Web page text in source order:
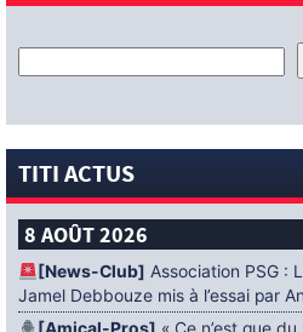
TITI ACTUS
8 AOÛT 2026
[News-Club] Association PSG :
Jamel Debbouze mis à l’essai par